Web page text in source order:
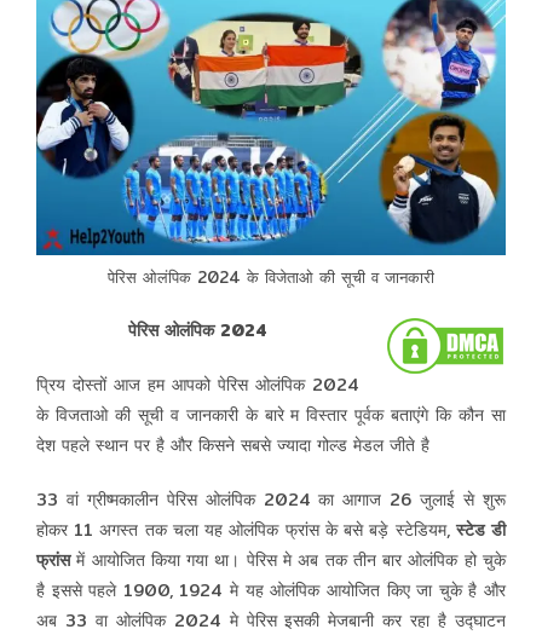
पेरिस ओलंपिक 2024 के विजेताओ की सूची व जानकारी
पेरिस ओलंपिक 2024
प्रिय दोस्तों आज हम आपको पेरिस ओलंपिक 2024
के विजताओ की सूची व जानकारी के बारे म विस्तार पूर्वक बताएंगे कि कौन सा
देश पहले स्थान पर है और किसने सबसे ज्यादा गोल्ड मेडल जीते है
33 वां ग्रीष्मकालीन पेरिस ओलंपिक 2024 का आगाज 26 जुलाई से शुरू
होकर 11 अगस्त तक चला यह ओलंपिक फ्रांस के बसे बड़े स्टेडियम,स्टेड डी
फ्रांसमें आयोजित किया गया था। पेरिस मे अब तक तीन बार ओलंपिक हो चुके
है इससे पहले 1900, 1924 मे यह ओलंपिक आयोजित किए जा चुके है और
अब 33 वा ओलंपिक 2024 मे पेरिस इसकी मेजबानी कर रहा है उद्घाटन